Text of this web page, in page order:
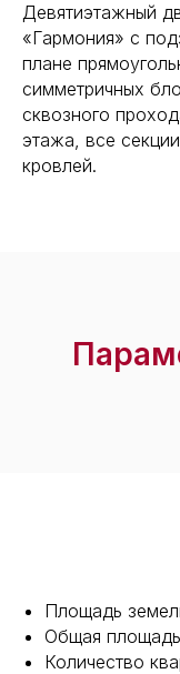
Девятиэтажный
«Гармония» с
плане
симметричных
сквозного
этажа, все
кровлей.
Площадь
Общая
Количество